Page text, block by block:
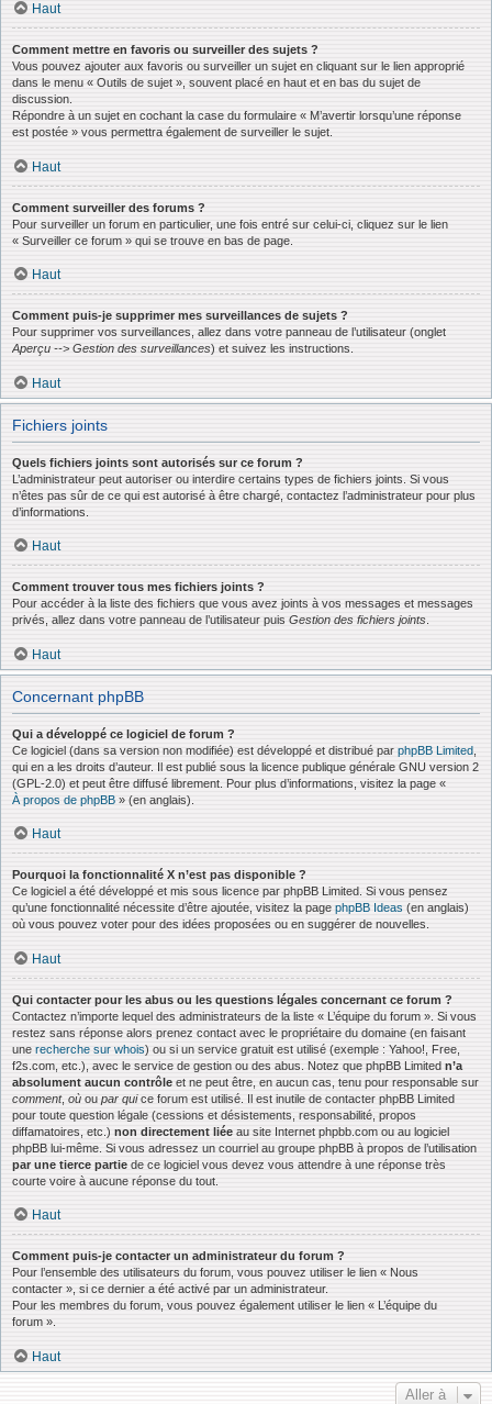
Haut
Comment mettre en favoris ou surveiller des sujets ?
Vous pouvez ajouter aux favoris ou surveiller un sujet en cliquant sur le lien approprié
dans le menu « Outils de sujet », souvent placé en haut et en bas du sujet de
discussion.
Répondre à un sujet en cochant la case du formulaire « M’avertir lorsqu’une réponse
est postée » vous permettra également de surveiller le sujet.
Haut
Comment surveiller des forums ?
Pour surveiller un forum en particulier, une fois entré sur celui-ci, cliquez sur le lien
« Surveiller ce forum » qui se trouve en bas de page.
Haut
Comment puis-je supprimer mes surveillances de sujets ?
Pour supprimer vos surveillances, allez dans votre panneau de l’utilisateur (onglet
Aperçu --> Gestion des surveillances) et suivez les instructions.
Haut
Fichiers joints
Quels fichiers joints sont autorisés sur ce forum ?
L’administrateur peut autoriser ou interdire certains types de fichiers joints. Si vous
n’êtes pas sûr de ce qui est autorisé à être chargé, contactez l’administrateur pour plus
d’informations.
Haut
Comment trouver tous mes fichiers joints ?
Pour accéder à la liste des fichiers que vous avez joints à vos messages et messages
privés, allez dans votre panneau de l’utilisateur puis Gestion des fichiers joints
Haut
Concernant phpBB
Qui a développé ce logiciel de forum ?
Ce logiciel (dans sa version non modifiée) est développé et distribué par phpBB Limited
qui en a les droits d’auteur. Il est publié sous la licence publique générale GNU version 2
(GPL-2.0) et peut être diffusé librement. Pour plus d’informations, visitez la page «
À propos de phpBB » (en anglais).
Haut
Pourquoi la fonctionnalité X n’est pas disponible ?
Ce logiciel a été développé et mis sous licence par phpBB Limited. Si vous pensez
qu’une fonctionnalité nécessite d’être ajoutée, visitez la page phpBB Ideas (en anglais)
où vous pouvez voter pour des idées proposées ou en suggérer de nouvelles.
Haut
Qui contacter pour les abus ou les questions légales concernant ce forum ?
Contactez n’importe lequel des administrateurs de la liste « L’équipe du forum ». Si vous
restez sans réponse alors prenez contact avec le propriétaire du domaine (en faisant
une recherche sur whois) ou si un service gratuit est utilisé (exemple : Yahoo!, Free,
f2s.com, etc.), avec le service de gestion ou des abus. Notez que phpBB Limited n’a
absolument aucun contrôle et ne peut être, en aucun cas, tenu pour responsable sur
comment, où ou par quice forum est utilisé. Il est inutile de contacter phpBB Limited
pour toute question légale (cessions et désistements, responsabilité, propos
diffamatoires, etc.) non directement liée au site Internet phpbb.com ou au logiciel
phpBB lui-même. Si vous adressez un courriel au groupe phpBB à propos de l’utilisation
par une tierce partie de ce logiciel vous devez vous attendre à une réponse très
courte voire à aucune réponse du tout.
Haut
Comment puis-je contacter un administrateur du forum ?
Pour l’ensemble des utilisateurs du forum, vous pouvez utiliser le lien « Nous
contacter », si ce dernier a été activé par un administrateur.
Pour les membres du forum, vous pouvez également utiliser le lien « L’équipe du
forum ».
Haut
Aller à